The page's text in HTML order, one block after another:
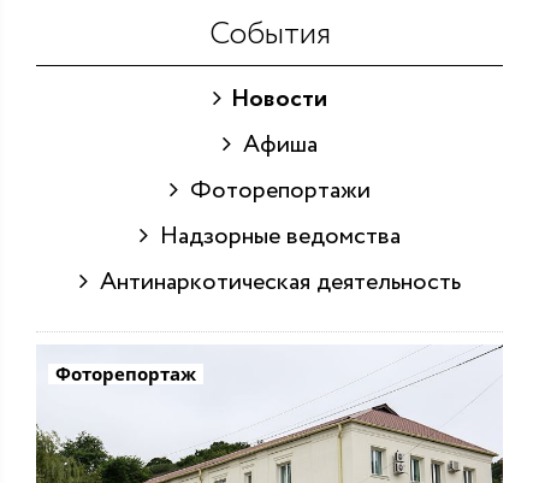
События
Новости
Афиша
Фоторепортажи
Надзорные ведомства
Антинаркотическая деятельность
Фоторепортаж